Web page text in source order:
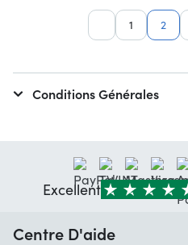
1 2
Conditions Générales
Excellent
Centre D'aide